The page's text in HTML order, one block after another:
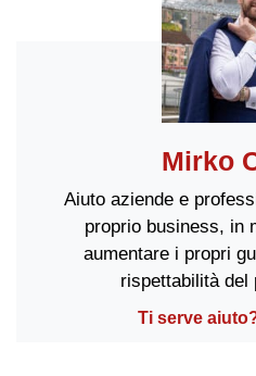
Mirko
Aiuto aziende e
proprio business, in
aumentare i propri
rispettabilità del
Ti serve